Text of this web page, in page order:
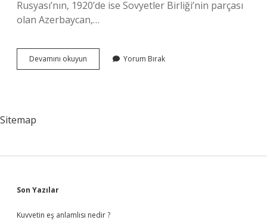
Rusyası’nın, 1920’de ise Sovyetler Birliği’nin parçası
olan Azerbaycan,…
Devamını okuyun Azerbaycan
Türkiye
Yorum Bırak
Sitemap
Sidebar
Son Yazılar
Kuvvetin eş anlamlısı nedir ?